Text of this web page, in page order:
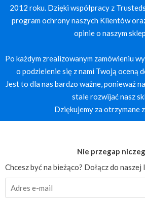
2012 roku. Dzięki współpracy z
program ochrony naszych Klientów
opinie o naszym
Po każdym zrealizowanym zamówieniu
o podzielenie się z nami Twoją oceną
Jest to dla nas bardzo ważne, ponieważ
stale rozwijać nasz
Dziękujemy za otrzymane
Nie przegap
Chcesz być na bieżąco? Dołącz do